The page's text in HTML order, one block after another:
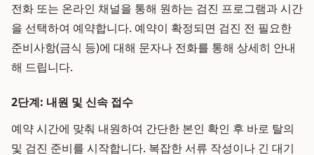
전화 또는 온라인 채널을 통해 원하는 검진 프로그램과 시간
을 선택하여 예약합니다. 예약이 확정되면 검진 전 필요한
준비사항(금식 등)에 대해 문자나 전화를 통해 상세히 안내
해 드립니다.
2단계: 내원 및 신속 접수
예약 시간에 맞춰 내원하여 간단한 본인 확인 후 바로 탈의
및 검진 준비를 시작합니다. 복잡한 서류 작성이나 긴 대기